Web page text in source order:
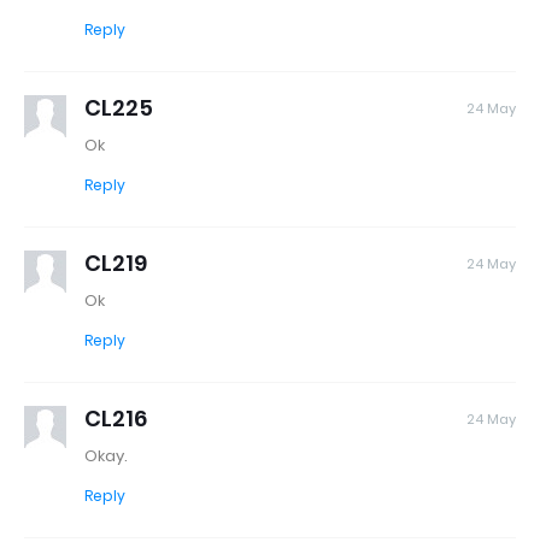
Reply
CL225 24 May
Ok
Reply
CL219 24 May
Ok
Reply
CL216 24 May
Okay.
Reply